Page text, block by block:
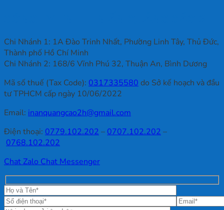
Chi Nhánh 1: 1A Đào Trinh Nhất, Phường Linh Tây, Thủ Đức,
Thành phố Hồ Chí Minh
Chi Nhánh 2: 168/6 Vĩnh Phú 32, Thuận An, Bình Dương
Mã số thuế (Tax Code): 0317335580 do Sở kế hoạch và đầu
tư TPHCM cấp ngày 10/06/2022
Email: inanquangcao2h@gmail.com
Điện thoại: 0779.102.202 – 0707.102.202 –
0768.102.202
Chat Zalo Chat Messenger